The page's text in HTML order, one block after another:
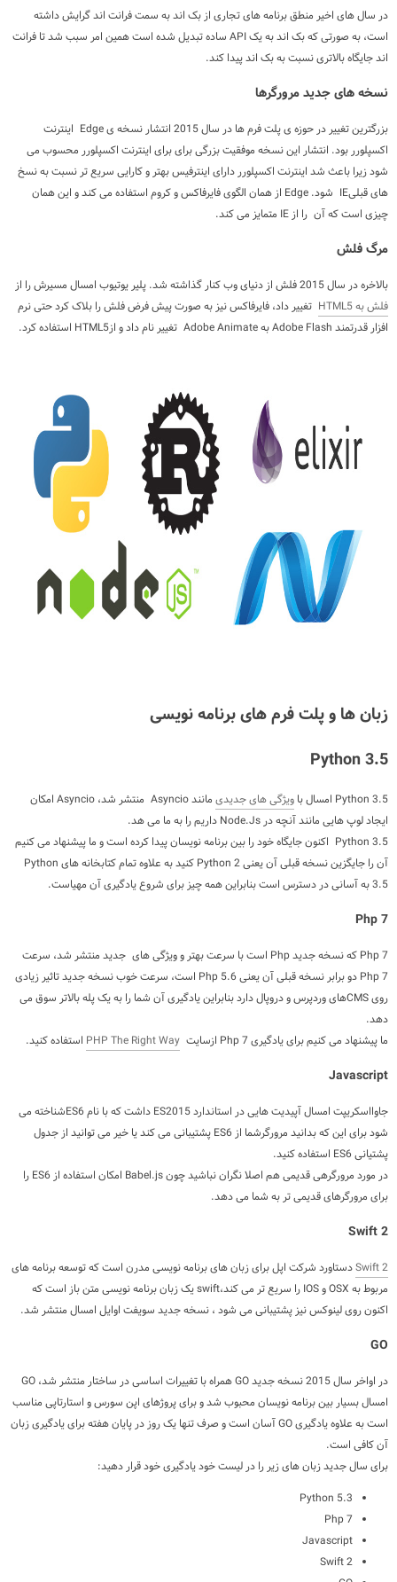
در سال های اخیر منطق برنامه های تجاری از بک اند به سمت فرانت اند گرایش داشته
است، به صورتی که بک اند به یک API ساده تبدیل شده است همین امر سبب شد تا فرانت
اند جایگاه بالاتری نسبت به بک اند پیدا کند.
نسخه های جدید مرورگرها
بزرگترین تغییر در حوزه ی پلت فرم ها در سال 2015 انتشار نسخه ی Edge اینترنت
اکسپلورر بود. انتشار این نسخه موفقیت بزرگی برای برای اینترنت اکسپلورر محسوب می
شود زیرا باعث شد اینترنت اکسپلورر دارای اینترفیس بهتر و کارایی سریع تر نسبت به نسخ
های قبلیIE شود. Edge از همان الگوی فایرفاکس و کروم استفاده می کند و این همان
چیزی است که آن را از IE متمایز می کند.
مرگ فلش
بالاخره در سال 2015 فلش از دنیای وب کنار گذاشته شد. پلیر یوتیوب امسال مسیرش را از
فلش به HTML5
تغییر داد، فایرفاکس نیز به صورت پیش فرض فلش را بلاک کرد حتی نرم
افزار قدرتمند Adobe Flash به Adobe Animate تغییر نام داد و ازHTML5 استفاده کرد.
زبان ها و پلت فرم های برنامه نویسی
Python 3.5
Python 3.5 امسال با ویژگی های جدیدی
مانند Asyncio منتشر شد، Asyncio امکان
ایجاد لوپ هایی مانند آنچه در Node.Js داریم را به ما می هد.
Python 3.5 اکنون جایگاه خود را بین برنامه نویسان پیدا کرده است و ما پیشنهاد می کنیم
آن را جایگزین نسخه قبلی آن یعنی Python 2 کنید به علاوه تمام کتابخانه های Python
3.5 به آسانی در دسترس است بنابراین همه چیز برای شروع یادگیری آن مهیاست.
Php 7
Php 7 که نسخه جدید Php است با سرعت بهتر و ویژگی های جدید منتشر شد، سرعت
Php 7 دو برابر نسخه قبلی آن یعنی Php 5.6 است، سرعت خوب نسخه جدید تاثیر زیادی
روی CMSهای وردپرس و دروپال دارد بنابراین یادگیری آن شما را به یک پله بالاتر سوق می
دهد.
ما پیشنهاد می کنیم برای یادگیری Php 7 ازسایت
PHP The Right Way استفاده کنید.
Javascript
جاوااسکریپت امسال آپیدیت هایی در استاندارد ES2015 داشت که با نام ES6شناخته می
شود برای این که بدانید مرورگرشما از ES6 پشتیبانی می کند یا خیر می توانید از جدول
پشتیانی ES6 استفاده کنید.
در مورد مرورگرهی قدیمی هم اصلا نگران نباشید چون Babel.js امکان استفاده از ES6 را
برای مرورگرهای قدیمی تر به شما می دهد.
Swift 2
Swift 2دستاورد شرکت اپل برای زبان های برنامه نویسی مدرن است که توسعه برنامه های
مربوط به OSX و IOS را سریع تر می کند،swift یک زبان برنامه نویسی متن باز است که
اکنون روی لینوکس نیز پشتیبانی می شود ، نسخه جدید سویفت اوایل امسال منتشر شد.
GO
در اواخر سال 2015 نسخه جدید GO همراه با تغییرات اساسی در ساختار منتشر شد،
GO
امسال بسیار بین برنامه نویسان محبوب شد و برای پروژهای اپن سورس و استارتاپی مناسب
است به علاوه یادگیری GO آسان است و صرف تنها یک روز در پایان هفته برای یادگیری زبان
آن کافی است.
برای سال جدید زبان های زیر را در لیست خود یادگیری خود قرار دهید:
Python 5.3
Php 7
Javascript
Swift 2